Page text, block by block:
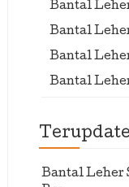
Bantal
Bantal
Bantal
Bantal
Terupdate
Bantal Leher